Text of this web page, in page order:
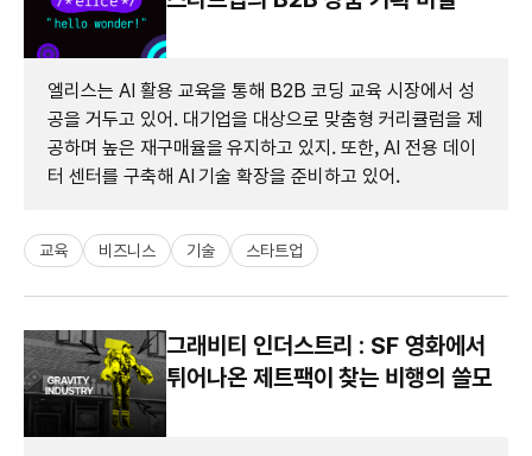
엘리스는 AI 활용 교육을 통해 B2B 코딩 교육 시장에서 성
공을 거두고 있어. 대기업을 대상으로 맞춤형 커리큘럼을 제
공하며 높은 재구매율을 유지하고 있지. 또한, AI 전용 데이
터 센터를 구축해 AI 기술 확장을 준비하고 있어.
교육 비즈니스 기술 스타트업
그래비티 인더스트리 : SF 영화에서
튀어나온 제트팩이 찾는 비행의 쓸모